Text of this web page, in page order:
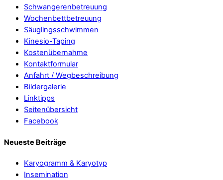
Schwangerenbetreuung
Wochenbettbetreuung
Säuglingsschwimmen
Kinesio-Taping
Kostenübernahme
Kontaktformular
Anfahrt / Wegbeschreibung
Bildergalerie
Linktipps
Seitenübersicht
Facebook
Neueste Beiträge
Karyogramm & Karyotyp
Insemination